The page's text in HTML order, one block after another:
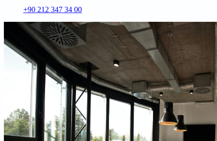
+90 212 347 34 00